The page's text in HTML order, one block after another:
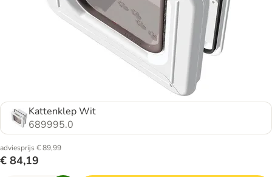
Kattenklep Wit
689995.0
adviesprijs € 89,99
€ 84,19